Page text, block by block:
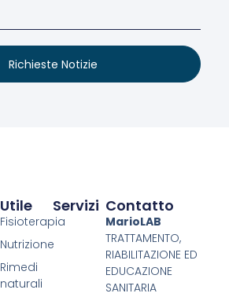
Richieste Notizie
Servizi
Utile
Fisioterapia
Nutrizione
Rimedi
naturali
Contatto
MarioLAB
TRATTAMENTO,
RIABILITAZIONE ED
EDUCAZIONE
SANITARIA